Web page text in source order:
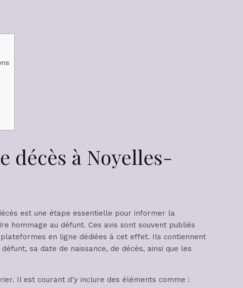
décès à Noyelles-
est une étape essentielle pour informer la
hommage au défunt. Ces avis sont souvent publiés
en ligne dédiées à cet effet. Ils contiennent
sa date de naissance, de décès, ainsi que les
Il est courant d’y inclure des éléments comme :